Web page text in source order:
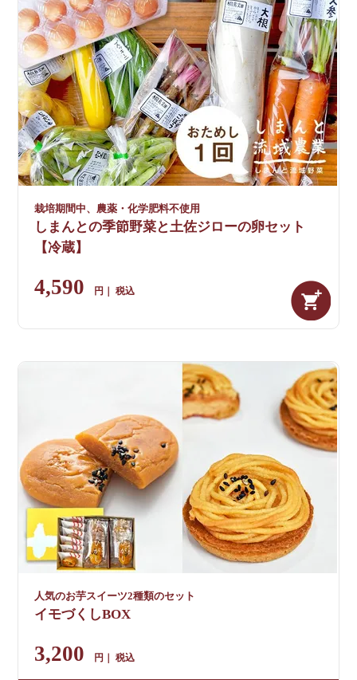
栽培期間中、農薬・化学肥料不使用
しまんとの季節野菜と土佐ジローの卵セット
【冷蔵】
4,590 税込
人気のお芋スイーツ2種類のセット
イモづくしBOX
3,200 税込